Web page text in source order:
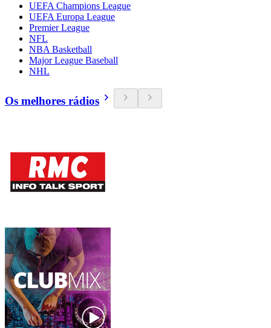
UEFA Champions League
UEFA Europa League
Premier League
NFL
NBA Basketball
Major League Baseball
NHL
Os melhores rádios